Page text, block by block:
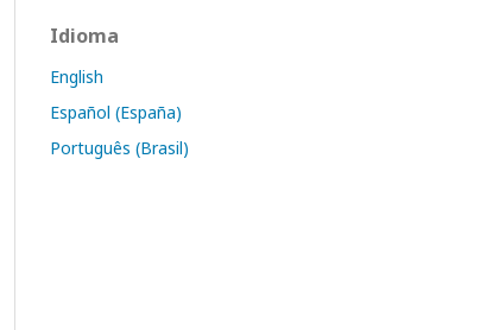
Idioma
English
Español (España)
Português (Brasil)